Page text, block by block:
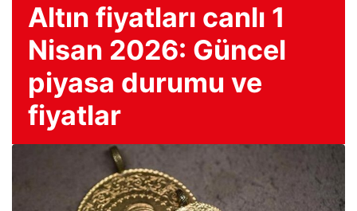
Altın fiyatları canlı 1
Nisan 2026: Güncel
piyasa durumu ve
fiyatlar